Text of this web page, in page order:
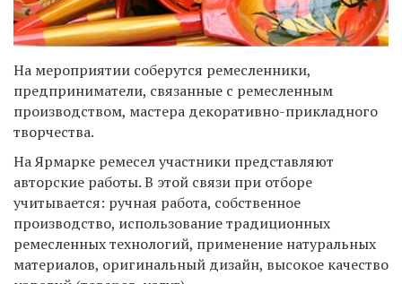
На мероприятии соберутся ремесленники,
предприниматели, связанные с ремесленным
производством, мастера декоративно-прикладного
творчества.
На Ярмарке ремесел участники представляют
авторские работы. В этой связи при отборе
учитывается: ручная работа, собственное
производство, использование традиционных
ремесленных технологий, применение натуральных
материалов, оригинальный дизайн, высокое качество